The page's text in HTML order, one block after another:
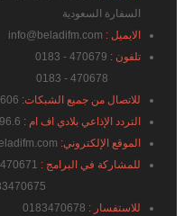
السفارة السعودية
الايميل :
تلفون :
للاتصال من جميع الشبكات:
التردد الإذاعي بلادي اف ام :
الموقع الإلكتروني:
للمشاركة في البرامج :
للاستفسار :